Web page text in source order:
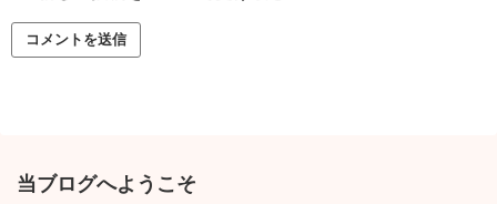
当ブログへようこそ